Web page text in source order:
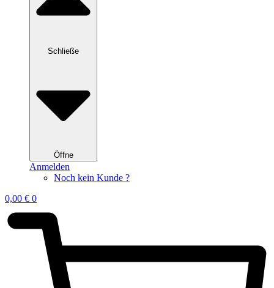
Schließe
Öffne
Anmelden
Noch kein Kunde ?
0,00 € 0